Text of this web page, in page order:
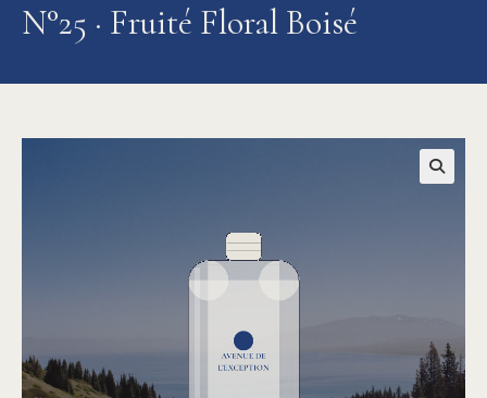
N°25 · Fruité Floral Boisé